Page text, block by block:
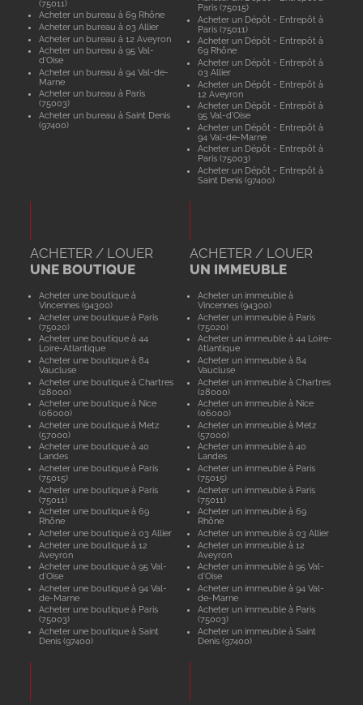
(75011)
Acheter un bureau à 69 Rhône
Acheter un bureau à 03 Allier
Acheter un bureau à 12 Aveyron
Acheter un bureau à 95 Val-
d'Oise
Acheter un bureau à 94 Val-de-
Marne
Acheter un bureau à Paris
(75003)
Acheter un bureau à Saint Denis
(97400)
Paris (75015)
Acheter un Dépôt - Entrepôt à
Paris (75011)
Acheter un Dépôt - Entrepôt à
69 Rhône
Acheter un Dépôt - Entrepôt à
03 Allier
Acheter un Dépôt - Entrepôt à
12 Aveyron
Acheter un Dépôt - Entrepôt à
95 Val-d'Oise
Acheter un Dépôt - Entrepôt à
94 Val-de-Marne
Acheter un Dépôt - Entrepôt à
Paris (75003)
Acheter un Dépôt - Entrepôt à
Saint Denis (97400)
ACHETER / LOUER
UNE BOUTIQUE
Acheter une boutique à
Vincennes (94300)
Acheter une boutique à Paris
(75020)
Acheter une boutique à 44
Loire-Atlantique
Acheter une boutique à 84
Vaucluse
Acheter une boutique à Chartres
(28000)
Acheter une boutique à Nice
(06000)
Acheter une boutique à Metz
(57000)
Acheter une boutique à 40
Landes
Acheter une boutique à Paris
(75015)
Acheter une boutique à Paris
(75011)
Acheter une boutique à 69
Rhône
Acheter une boutique à 03 Allier
Acheter une boutique à 12
Aveyron
Acheter une boutique à 95 Val-
d'Oise
Acheter une boutique à 94 Val-
de-Marne
Acheter une boutique à Paris
(75003)
Acheter une boutique à Saint
Denis (97400)
ACHETER / LOUER
UN IMMEUBLE
Acheter un immeuble à
Vincennes (94300)
Acheter un immeuble à Paris
(75020)
Acheter un immeuble à 44 Loire-
Atlantique
Acheter un immeuble à 84
Vaucluse
Acheter un immeuble à Chartres
(28000)
Acheter un immeuble à Nice
(06000)
Acheter un immeuble à Metz
(57000)
Acheter un immeuble à 40
Landes
Acheter un immeuble à Paris
(75015)
Acheter un immeuble à Paris
(75011)
Acheter un immeuble à 69
Rhône
Acheter un immeuble à 03 Allier
Acheter un immeuble à 12
Aveyron
Acheter un immeuble à 95 Val-
d'Oise
Acheter un immeuble à 94 Val-
de-Marne
Acheter un immeuble à Paris
(75003)
Acheter un immeuble à Saint
Denis (97400)